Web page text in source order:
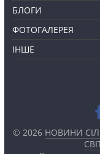
БЛОГИ
ФОТОГАЛЕРЕЯ
ІНШЕ
© 2026 НОВИНИ